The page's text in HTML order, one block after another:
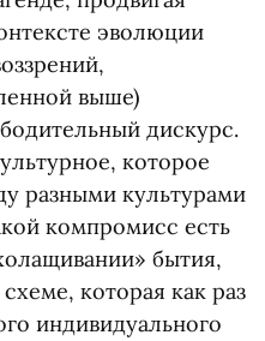
эволюции
выше)
дискурс.
которое
разными культурами
компромисс есть
бытия,
которая как раз
индивидуального